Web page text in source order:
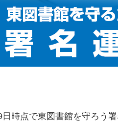
時点で東図書館を守ろう署